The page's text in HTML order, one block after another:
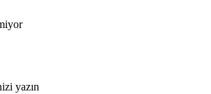
yazın